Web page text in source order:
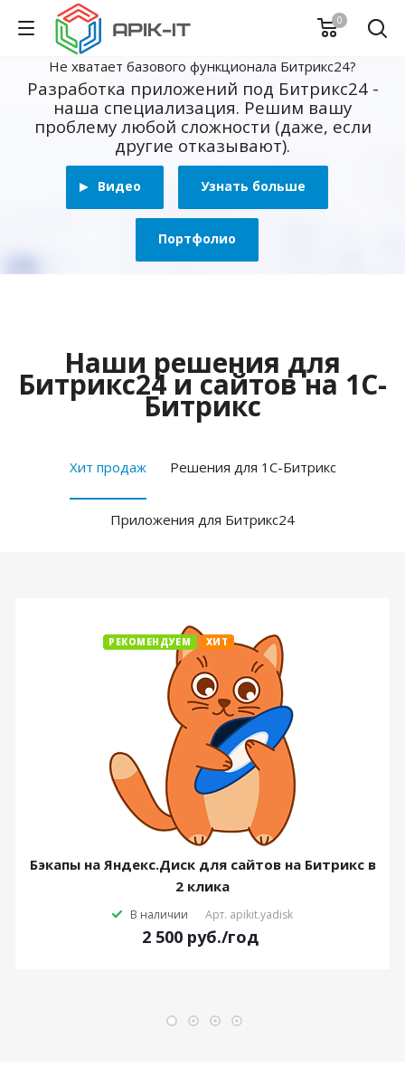
0
Не хватает базового функционала Битрикс24?
Разработка приложений под Битрикс24 -
наша специализация. Решим вашу
проблему любой сложности (даже, если
другие отказывают).
Видео Узнать больше
Портфолио
Наши решения для
Битрикс24 и сайтов на 1С-
Битрикс
Хит продаж Решения для 1С-Битрикс
Приложения для Битрикс24
РЕКОМЕНДУЕМ ХИТ
Бэкапы на Яндекс.Диск для сайтов на Битрикс в
2 клика
В наличии Арт. apikit.yadisk
2 500 руб./год